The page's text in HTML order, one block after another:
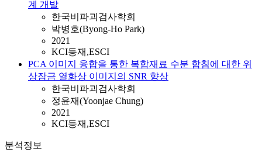
계 개발
한국비파괴검사학회
박병호(Byong-Ho Park)
2021
KCI등재,ESCI
PCA 이미지 융합을 통한 복합재료 수분 함침에 대한 위
상잠금 열화상 이미지의 SNR 향상
한국비파괴검사학회
정윤재(Yoonjae Chung)
2021
KCI등재,ESCI
분석정보